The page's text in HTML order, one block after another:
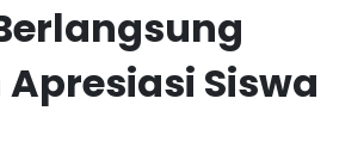
Siswa